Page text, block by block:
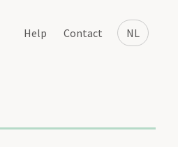
NL
Help Contact